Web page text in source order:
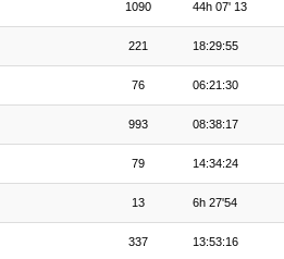
1090 44h 07' 13
221 18:29:55
76 06:21:30
993 08:38:17
79 14:34:24
13 6h 27'54
337 13:53:16